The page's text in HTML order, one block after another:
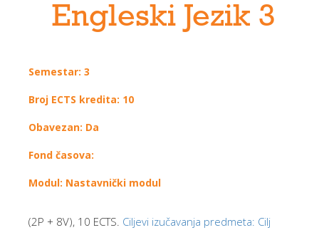
Engleski Jezik 3
Semestar: 3
Broj ECTS kredita: 10
Obavezan: Da
Fond časova:
Modul: Nastavnički modul
(2P + 8V), 10 ECTS. Ciljevi izučavanja predmeta: Cilj